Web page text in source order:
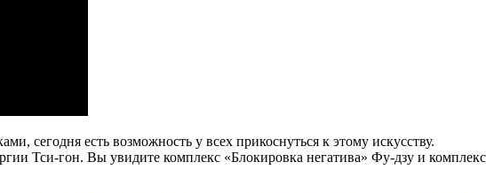
сегодня есть возможность у всех прикоснуться к этому искусству.
Тси-гон. Вы увидите комплекс «Блокировка негатива» Фу-дзу и